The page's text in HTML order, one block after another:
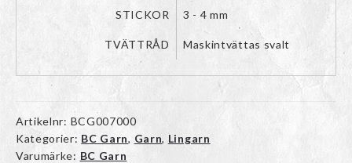
STICKOR 3 - 4 mm
TVÄTTRÅD Maskintvättas svalt
Artikelnr: BCG007000
Kategorier: BC Garn, Garn, Lingarn
Varumärke: BC Garn